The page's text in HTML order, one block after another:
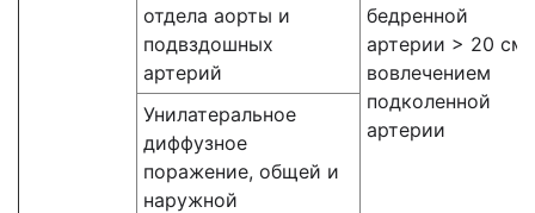
бедренной
артерии > 20 см,
вовлечением
подколенной
артерии
отдела аорты и
подвздошных
артерий
Унилатеральное
диффузное
поражение, общей и
наружной